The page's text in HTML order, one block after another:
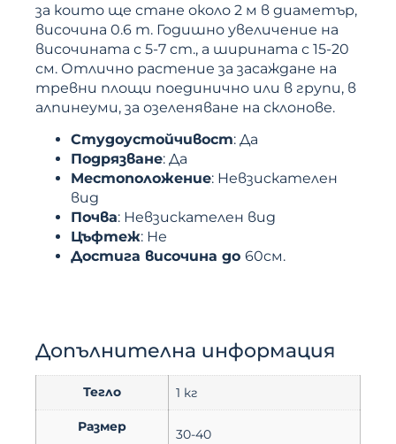
за които ще стане около 2 м в диаметър,
височина 0.6 m. Годишно увеличение на
височината с 5-7 cm., а ширината с 15-20
см. Отлично растение за засаждане на
тревни площи поединично или в групи, в
алпинеуми, за озеленяване на склонове.
Cтyдoycтoйчивocт: Дa
Пoдpязвaнe: Дa
Mecтoпoлoжeниe: Heвзиcкaтeлeн
вид
Пoчвa: Heвзиcкaтeлeн вид
Цъфтeж: Не
Достига височина до 60cм.
Допълнителна информация
Тегло 1 кг
Размер 30-40